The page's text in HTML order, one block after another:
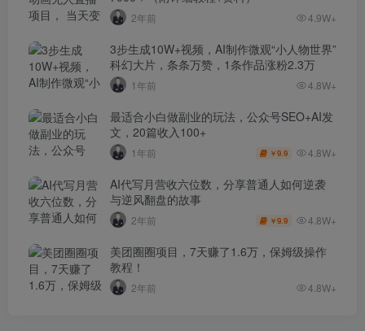
2年前 4.9W+
3步生成10W+视频，AI制作微观“小人物世界”
科幻大片，条条万赞，1条作品涨粉2.3万
1年前 4.8W+
最适合小白做副业的玩法，公众号SEO+AI发
文，20篇收入100+
1年前 ￥9.9 4.8W+
AI代写月营收六位数，分享普通人如何逆袭
与逆风翻盘的故事
2年前 ￥9.9 4.8W+
美团圈圈项目，7天赚了1.6万，保姆级操作
教程！
2年前 4.8W+